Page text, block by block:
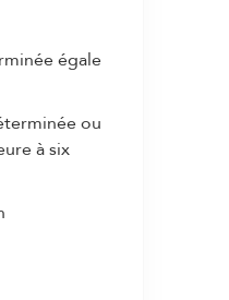
entre 15 et
aux
à leur
égale
ou
à six